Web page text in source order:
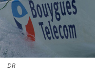
DR